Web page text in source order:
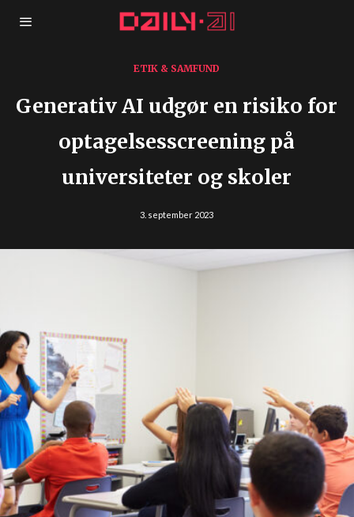
ETIK & SAMFUND
Generativ AI udgør en risiko for
optagelsesscreening på
universiteter og skoler
3. september 2023